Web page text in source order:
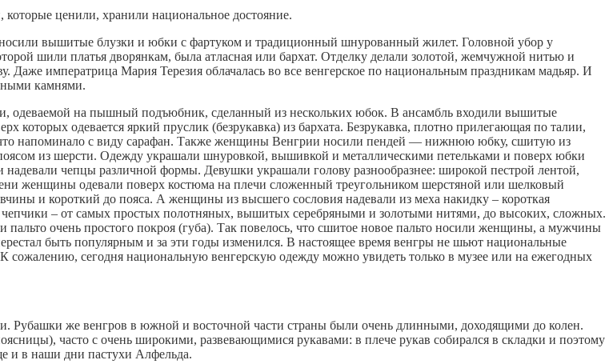
ценили, хранили национальное достояние.
вышитые блузки и юбки с фартуком и традиционный шнурованный жилет. Головной убор у
шили платья дворянкам, была атласная или бархат. Отделку делали золотой, жемчужной нитью и
Даже императрица Мария Терезия облачалась во все венгерское по национальным праздникам мадьяр. И
камнями.
одеваемой на пышный подъюбник, сделанный из нескольких юбок. В ансамбль входили вышитые
одевается яркий пруслик (безрукавка) из бархата. Безрукавка, плотно прилегающая по талии,
напоминало с виду сарафан. Также женщины Венгрии носили пендей — нижнюю юбку, сшитую из
из шерсти. Одежду украшали шнуровкой, вышивкой и металлическими петельками и поверх юбки
чепцы различной формы. Девушки украшали голову разнообразнее: широкой пестрой лентой,
женщины одевали поверх костюма на плечи сложенный треугольником шерстяной или шелковый
и короткий до пояса. А женщины из высшего сословия надевали из меха накидку – короткая
– от самых простых полотняных, вышитых серебряными и золотыми нитями, до высоких, сложных.
очень простого покроя (губа). Так повелось, что сшитое новое пальто носили женщины, а мужчины
быть популярным и за эти годы изменился. В настоящее время венгры не шьют национальные
сегодня национальную венгерскую одежду можно увидеть только в музее или на ежегодных
Рубашки же венгров в южной и восточной части страны были очень длинными, доходящими до колен.
часто с очень широкими, развевающимися рукавами: в плече рукав собирался в складки и поэтому
и в наши дни пастухи Алфельда.